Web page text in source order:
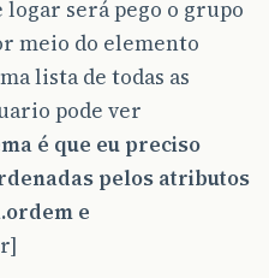
logar será pego o grupo
meio do elemento
lista de todas as
pode ver
é que eu preciso
pelos atributos
e